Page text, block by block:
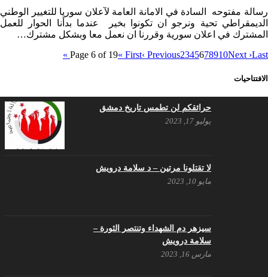
رسالة مفتوحه السادة في الامانة العامة لآعلان سوريا للتغيير الوطني
الديمقراطي تحية ونرجو ان تكونوا بخير عندما بدأنا الحوار للعمل
المشترك في اعلان سورية وقررنا ان نعمل معا وبشكل مشترك…
Page 6 of 19« First‹ Previous2345678910Next ›Last »
الافتتاحيات
حرائقكم لن تطمس تاريخ دمشق
يوليو 17, 2023
لا تقتلونا مرتين – د سلامة درويش
مايو 10, 2023
سيزهر دم الشهداء وتنتصر الثورة –
سلامة درويش
مارس 16, 2023